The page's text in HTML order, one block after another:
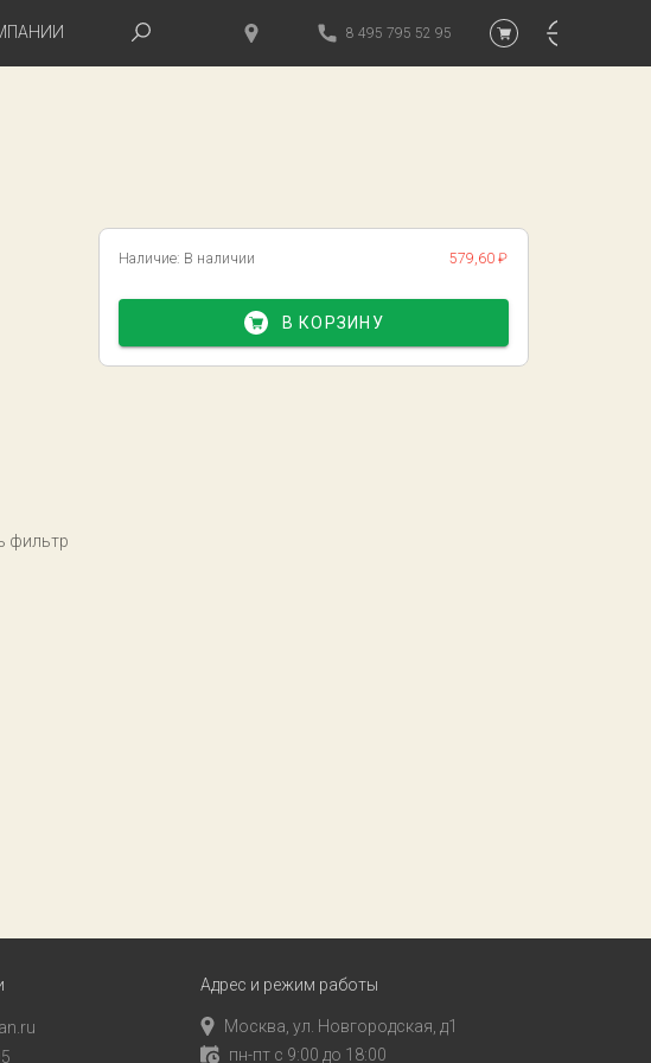
8 495 795 52 95
фильтр
Наличие: В наличии 579,60 ₽
В КОРЗИНУ
Адрес и режим работы
Москва, ул. Новгородская, д1
пн-пт с 9:00 до 18:00